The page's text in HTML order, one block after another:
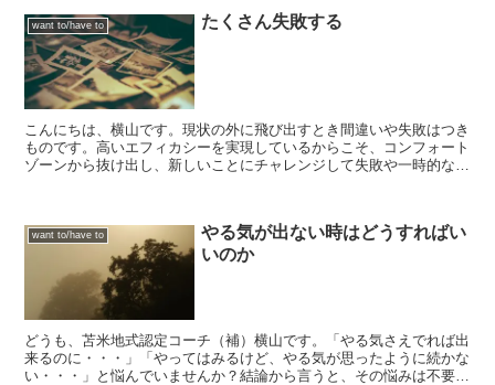
want to/have to たくさん失敗する
こんにちは、横山です。現状の外に飛び出すとき間違いや失敗はつき
ものです。高いエフィカシーを実現しているからこそ、コンフォート
ゾーンから抜け出し、新しいことにチャレンジして失敗や一時的な間
want to/have to
やる気が出ない時はどうすればい
いのか
どうも、苫米地式認定コーチ（補）横山です。「やる気さえでれば出
来るのに・・・」「やってはみるけど、やる気が思ったように続かな
い・・・」と悩んでいませんか？結論から言うと、その悩みは不要で